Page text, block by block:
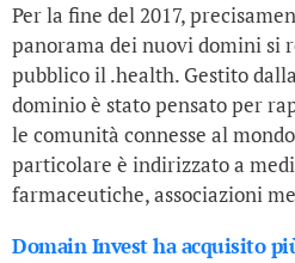
Per la fine del 2017,
panorama dei nuovi domini si
pubblico il .health. Gestito
dominio è stato pensato per
le comunità connesse al
particolare è indirizzato a
farmaceutiche, associazioni
Domain Invest ha acquisito